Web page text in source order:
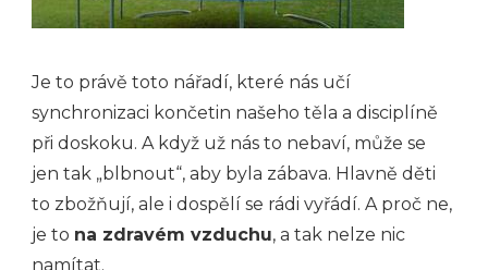
Je to právě toto nářadí, které nás učí
synchronizaci končetin našeho těla a disciplíně
při doskoku. A když už nás to nebaví, může se
jen tak „blbnout“, aby byla zábava. Hlavně děti
to zbožňují, ale i dospělí se rádi vyřádí. A proč ne,
je to na zdravém vzduchu, a tak nelze nic
namítat.